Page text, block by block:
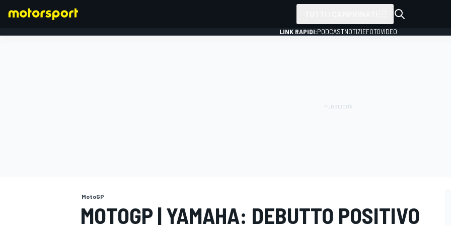
LINK RAPIDI:PODCASTNOTIZIEFOTOVIDEO
MotoGP
MOTOGP | YAMAHA: DEBUTTO POSITIVO